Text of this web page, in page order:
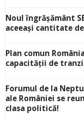
Noul îngrășământ
aceeași cantitate
Plan comun
capacității de
Forumul de la
ale României se
clasa politică!